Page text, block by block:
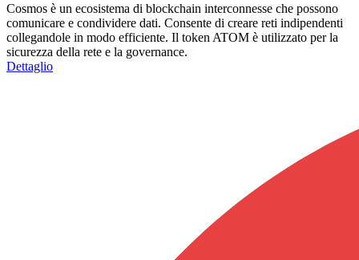
Cosmos è un ecosistema di blockchain interconnesse che possono
comunicare e condividere dati. Consente di creare reti indipendenti
collegandole in modo efficiente. Il token ATOM è utilizzato per la
sicurezza della rete e la governance.
Dettaglio